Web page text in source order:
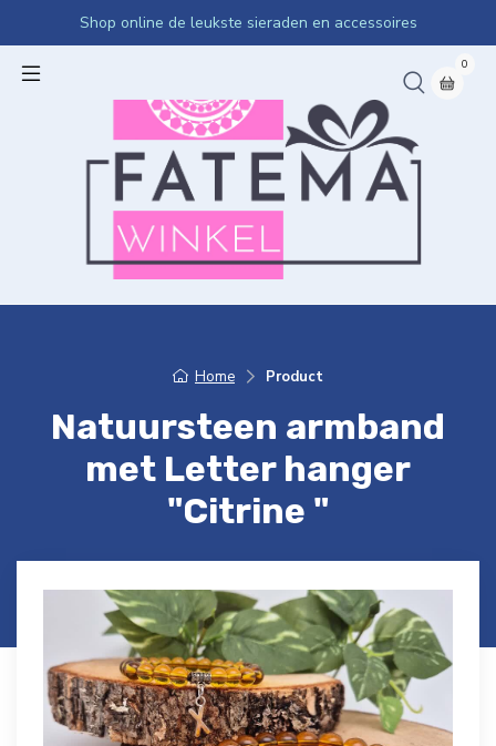
Shop online de leukste sieraden en accessoires
0
Home Product
Natuursteen armband
met Letter hanger
"Citrine "